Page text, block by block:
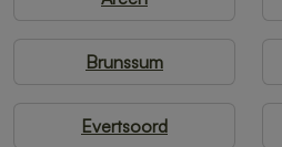
Brunssum
Evertsoord